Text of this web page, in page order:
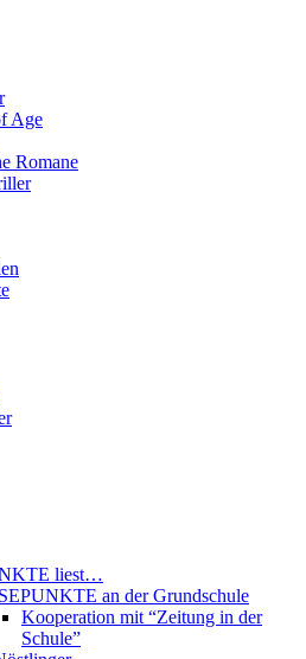
Age
Romane
liest…
an der Grundschule
Kooperation mit “Zeitung in der
Schule”